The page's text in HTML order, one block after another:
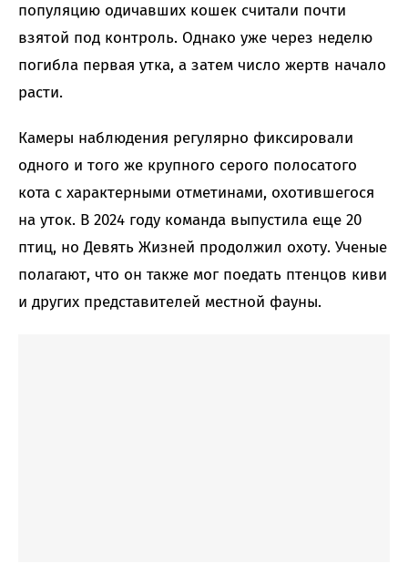
популяцию одичавших кошек считали почти
взятой под контроль. Однако уже через неделю
погибла первая утка, а затем число жертв начало
расти.
Камеры наблюдения регулярно фиксировали
одного и того же крупного серого полосатого
кота с характерными отметинами, охотившегося
на уток. В 2024 году команда выпустила еще 20
птиц, но Девять Жизней продолжил охоту. Ученые
полагают, что он также мог поедать птенцов киви
и других представителей местной фауны.